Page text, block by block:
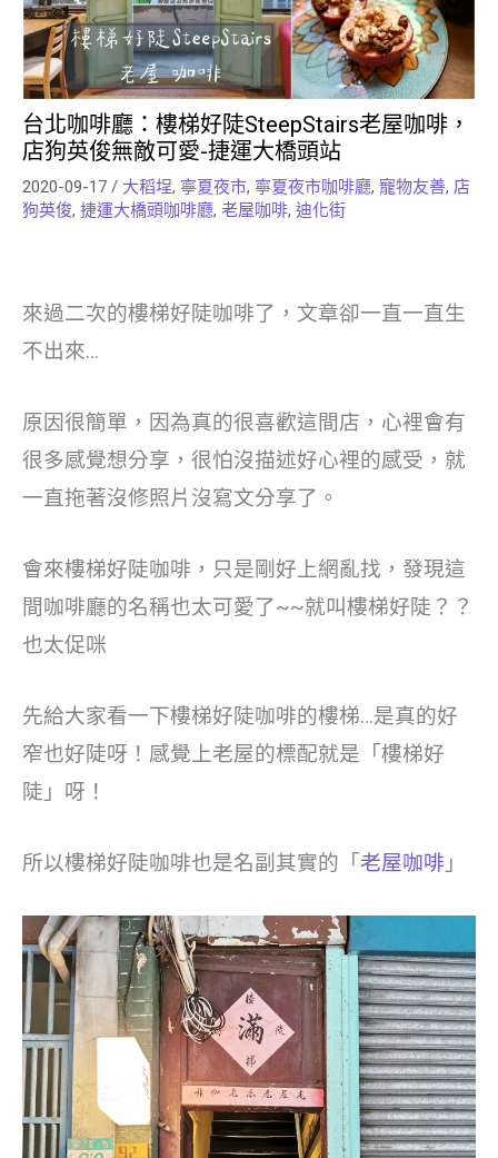
台北咖啡廳：樓梯好陡SteepStairs老屋咖啡，
店狗英俊無敵可愛-捷運大橋頭站
2020-09-17 / 大稻埕, 寧夏夜市, 寧夏夜市咖啡廳, 寵物友善, 店
狗英俊, 捷運大橋頭咖啡廳, 老屋咖啡, 迪化街
來過二次的樓梯好陡咖啡了，文章卻一直一直生
不出來…
原因很簡單，因為真的很喜歡這間店，心裡會有
很多感覺想分享，很怕沒描述好心裡的感受，就
一直拖著沒修照片沒寫文分享了。
會來樓梯好陡咖啡，只是剛好上網亂找，發現這
間咖啡廳的名稱也太可愛了~~就叫樓梯好陡？？
也太促咪
先給大家看一下樓梯好陡咖啡的樓梯…是真的好
窄也好陡呀！感覺上老屋的標配就是「樓梯好
陡」呀！
所以樓梯好陡咖啡也是名副其實的「 老屋咖啡 」